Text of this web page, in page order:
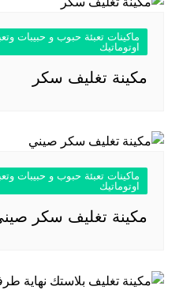
ماكينات تعبئة حبوب و حبيبات
اوتوماتيك
مكينة تغليف سكر
ماكينات تعبئة حبوب و حبيبات
اوتوماتيك
مكينة تغليف سكر